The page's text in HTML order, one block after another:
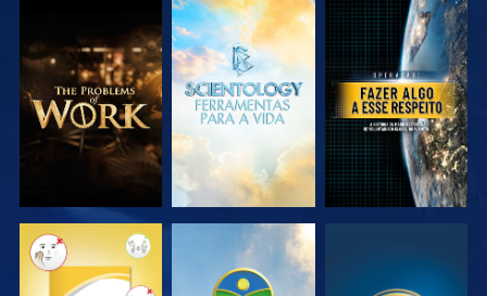
EXPLORAR A
SÉRIE
EXPLORAR A
SÉRIE
VER
VER VER VER